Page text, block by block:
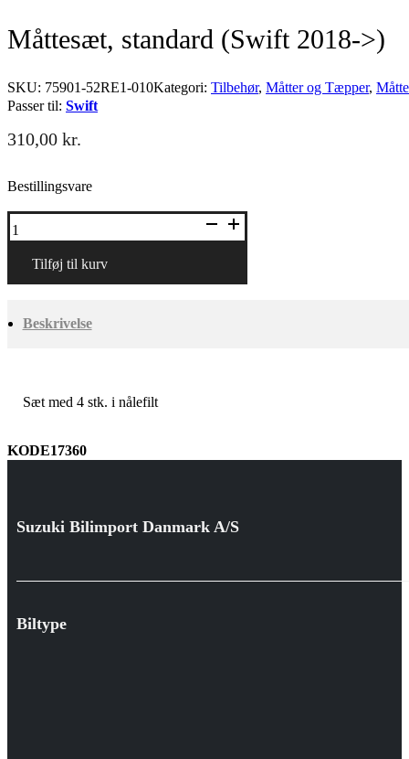
Måttesæt, standard (Swift 2018->)
SKU: 75901-52RE1-010Kategori: Tilbehør, Måtter og Tæpper,
Passer til: Swift
310,00 kr.
Bestillingsvare
Måttesæt,
standard
2018-Tilføj til kurv
Beskrivelse
Sæt med 4 stk. i nålefilt
KODE17360
Suzuki Bilimport Danmark A/S
Biltype